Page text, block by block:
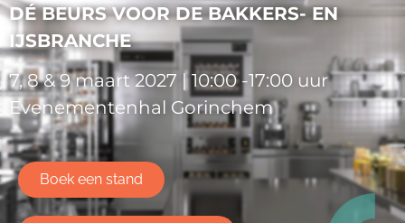
DÉ BEURS VOOR DE BAKKERS- EN
IJSBRANCHE
7, 8 & 9 maart 2027 | 10:00 -17:00 uur
Evenementenhal Gorinchem
Boek een stand